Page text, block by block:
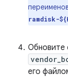
ramdisk-
Обновите
его